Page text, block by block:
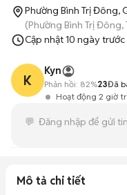
Phường Bình Trị Đông,
(Phường Bình Trị Đông,
Cập nhật10 ngày trước
K
Kyn
Hoạt động 2 giờ
Phản hồi: 82%23Đã
Mô tả chi tiết